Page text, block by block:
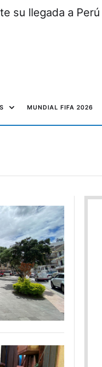
su llegada a Perú
MUNDIAL FIFA 2026